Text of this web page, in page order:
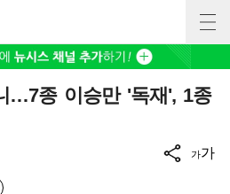
…7종 이승만 '독재', 1종
가가